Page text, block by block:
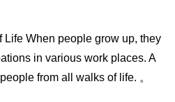
When people grow up, they
in various work places. A
from all walks of life. 。